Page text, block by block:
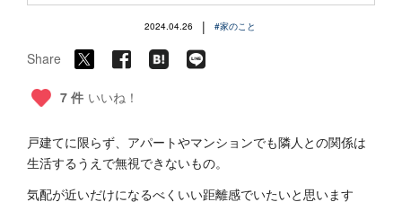
2024.04.26 | #家のこと
Share
7 件 いいね！
戸建てに限らず、アパートやマンションでも隣人との関係は
生活するうえで無視できないもの。
気配が近いだけになるべくいい距離感でいたいと思います